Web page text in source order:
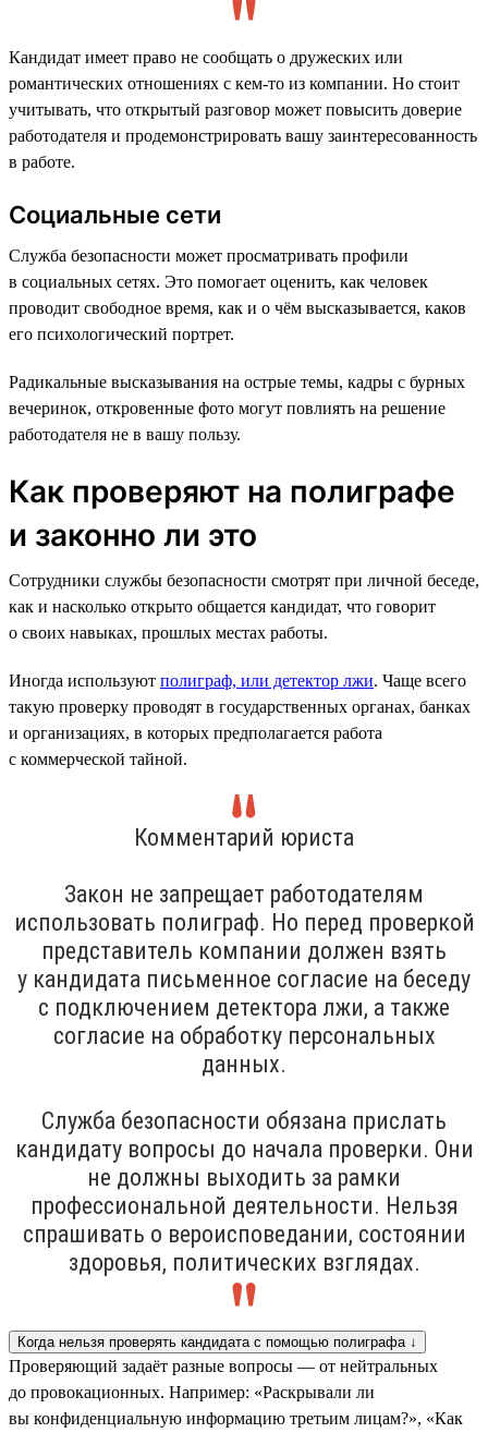
Кандидат имеет право не сообщать о дружеских или
романтических отношениях с кем-то из компании. Но стоит
учитывать, что открытый разговор может повысить доверие
работодателя и продемонстрировать вашу заинтересованность
в работе.
Социальные сети
Служба безопасности может просматривать профили
в социальных сетях. Это помогает оценить, как человек
проводит свободное время, как и о чём высказывается, каков
его психологический портрет.
Радикальные высказывания на острые темы, кадры с бурных
вечеринок, откровенные фото могут повлиять на решение
работодателя не в вашу пользу.
Как проверяют на полиграфе
и законно ли это
Сотрудники службы безопасности смотрят при личной беседе,
как и насколько открыто общается кандидат, что говорит
о своих навыках, прошлых местах работы.
Иногда используют полиграф, или детектор лжи. Чаще всего
такую проверку проводят в государственных органах, банках
и организациях, в которых предполагается работа
с коммерческой тайной.
Комментарий юриста
Закон не запрещает работодателям
использовать полиграф. Но перед проверкой
представитель компании должен взять
у кандидата письменное согласие на беседу
с подключением детектора лжи, а также
согласие на обработку персональных
данных.
Служба безопасности обязана прислать
кандидату вопросы до начала проверки. Они
не должны выходить за рамки
профессиональной деятельности. Нельзя
спрашивать о вероисповедании, состоянии
здоровья, политических взглядах.
Когда нельзя проверять кандидата с помощью полиграфа ↓
Проверяющий задаёт разные вопросы — от нейтральных
до провокационных. Например: «Раскрывали ли
вы конфиденциальную информацию третьим лицам?», «Как